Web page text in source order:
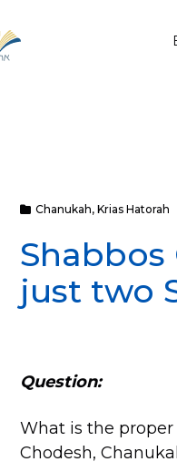
Chanukah, Krias Hatorah
just two
Question:
What is the proper
Chodesh,